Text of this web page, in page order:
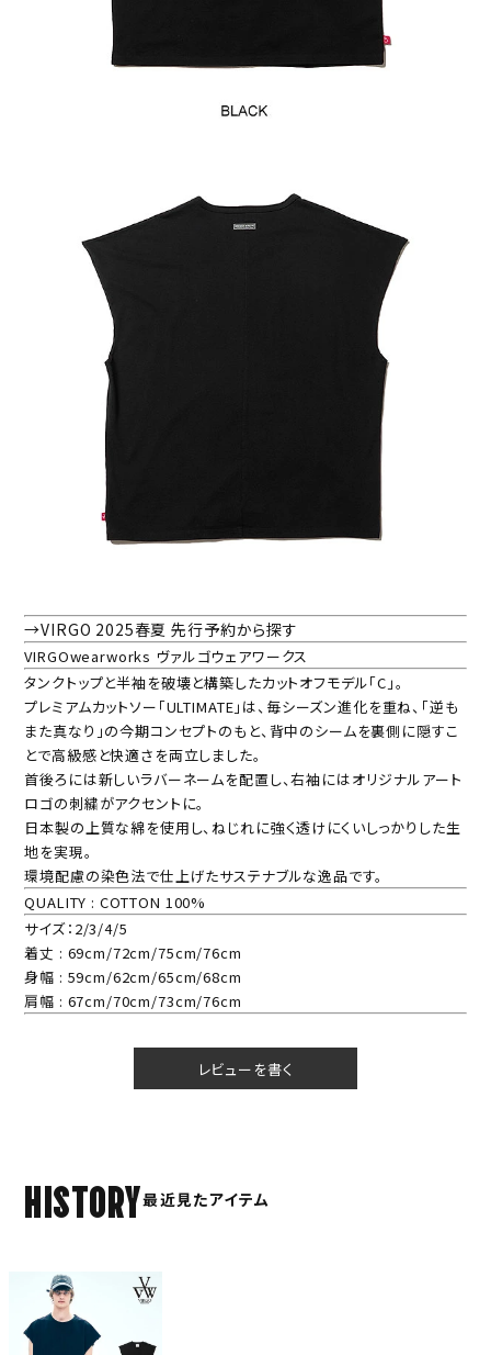
→VIRGO 2025春夏 先行予約から探す
VIRGOwearworks ヴァルゴウェアワークス
タンクトップと半袖を破壊と構築したカットオフモデル「C」。
プレミアムカットソー「ULTIMATE」は、毎シーズン進化を重ね、「逆も
また真なり」の今期コンセプトのもと、背中のシームを裏側に隠すこ
とで高級感と快適さを両立しました。
首後ろには新しいラバーネームを配置し、右袖にはオリジナルアート
ロゴの刺繍がアクセントに。
日本製の上質な綿を使用し、ねじれに強く透けにくいしっかりした生
地を実現。
環境配慮の染色法で仕上げたサステナブルな逸品です。
QUALITY : COTTON 100%
サイズ：2/3/4/5
着丈 : 69cm/72cm/75cm/76cm
身幅 : 59cm/62cm/65cm/68cm
肩幅 : 67cm/70cm/73cm/76cm
レビューを書く
HISTORY最近見たアイテム